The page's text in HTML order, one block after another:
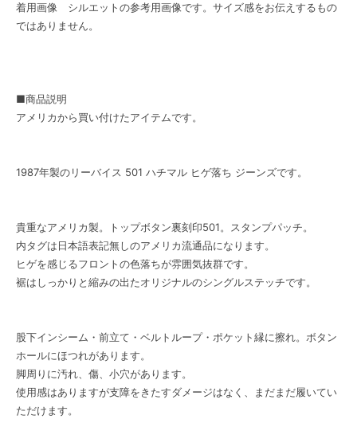
着用画像 シルエットの参考用画像です。サイズ感をお伝えするもの
ではありません。
■商品説明
アメリカから買い付けたアイテムです。
1987年製のリーバイス 501 ハチマル ヒゲ落ち ジーンズです。
貴重なアメリカ製。トップボタン裏刻印501。スタンプパッチ。
内タグは日本語表記無しのアメリカ流通品になります。
ヒゲを感じるフロントの色落ちが雰囲気抜群です。
裾はしっかりと縮みの出たオリジナルのシングルステッチです。
股下インシーム・前立て・ベルトループ・ポケット縁に擦れ。ボタン
ホールにほつれがあります。
脚周りに汚れ、傷、小穴があります。
使用感はありますが支障をきたすダメージはなく、まだまだ履いてい
ただけます。